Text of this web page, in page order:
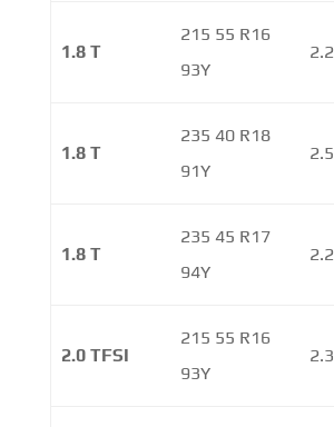
1.8 T
215 55 R16
93Y
2.2
1.8 T
235 40 R18
91Y
2.5
1.8 T
235 45 R17
94Y
2.2
2.0 TFSI
215 55 R16
93Y
2.3